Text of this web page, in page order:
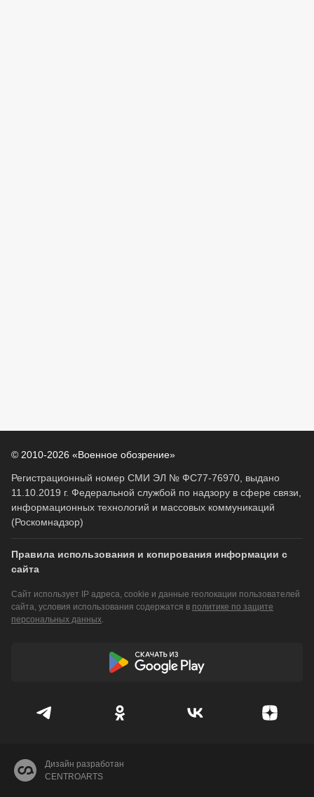
© 2010-2026 «Военное обозрение»
Регистрационный номер СМИ ЭЛ № ФС77-76970, выдано
11.10.2019 г. Федеральной службой по надзору в сфере связи,
информационных технологий и массовых коммуникаций
(Роскомнадзор)
Правила использования и копирования информации с
сайта
Сайт использует IP адреса, cookie и данные геолокации пользователей
сайта, условия использования содержатся в политике по защите
персональных данных.
Дизайн разработан
CENTROARTS